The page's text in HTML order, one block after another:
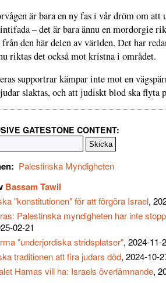
är bara en ny fas i vår dröm om
– det är bara ännu en mordorgie
den här delen av världen. Det har
riktas det också mot kristna i området.
supportrar kämpar inte mot en
slaktas, och att judiskt blod ska flyta
GATESTONE CONTENT:
Palestinska Myndigheten
Bassam Tawil
"konstitutionen" för att förgöra Israel,
Palestinska myndigheten har inte
02-21
"underjordiska stridsplatser", 2024-11-
traditionen att fira judars död, 2024-10-
Hamas vill ha: Israels överlämnande,